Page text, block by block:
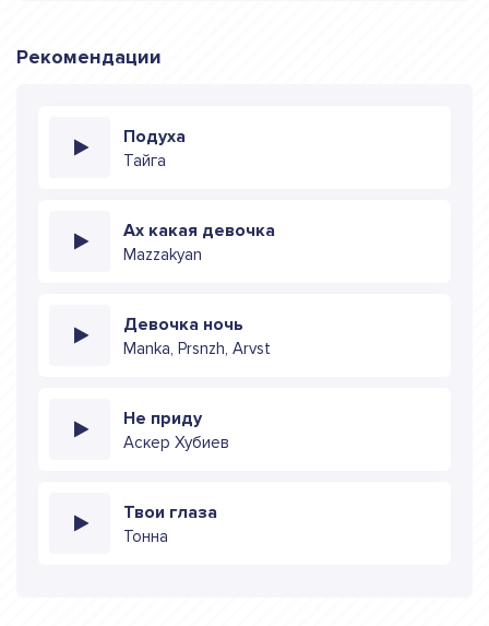
Рекомендации
Подуха
Тайга
Ах какая девочка
Mazzakyan
Девочка ночь
Manka, Prsnzh, Arvst
Не приду
Аскер Хубиев
Твои глаза
Тонна